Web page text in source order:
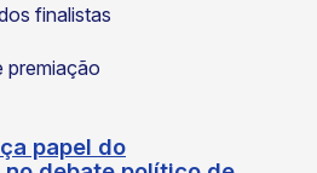
finalistas
premiação
papel do